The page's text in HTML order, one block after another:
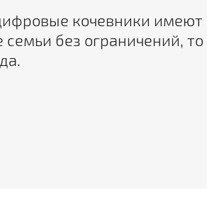
кочевники имеют
без ограничений, то